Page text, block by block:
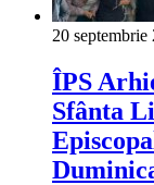
20 septembrie
ÎPS
Sfânta